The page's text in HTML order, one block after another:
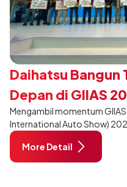
Daihatsu Bangun
Depan di GIIAS
Mengambil momentum
International Auto Show)
komitmennya dalam
Manusia) melalui pendidikan
Membangun Negeri”.
More Detail